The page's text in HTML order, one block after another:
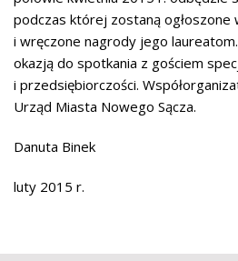
podczas której zostaną ogłoszone
i wręczone nagrody jego
okazją do spotkania z gościem
i przedsiębiorczości.
Urząd Miasta Nowego Sącza.
Danuta Binek
luty 2015 r.